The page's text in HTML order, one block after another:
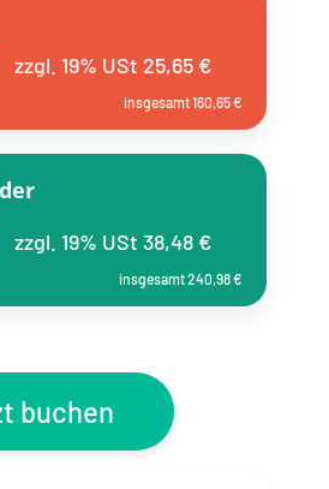
zzgl. 19% USt 25,65 €
insgesamt 160,65 €
zzgl. 19% USt 38,48 €
insgesamt 240,98 €
buchen